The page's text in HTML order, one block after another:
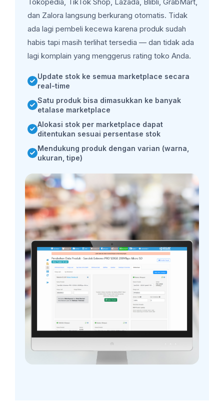
Tokopedia, TikTok Shop, Lazada, Blibli, GrabMart,
dan Zalora langsung berkurang otomatis. Tidak
ada lagi pembeli kecewa karena produk sudah
habis tapi masih terlihat tersedia — dan tidak ada
lagi komplain yang menggerus rating toko Anda.
Update stok ke semua marketplace secara
real-time
Satu produk bisa dimasukkan ke banyak
etalase marketplace
Alokasi stok per marketplace dapat
ditentukan sesuai persentase stok
Mendukung produk dengan varian (warna,
ukuran, tipe)